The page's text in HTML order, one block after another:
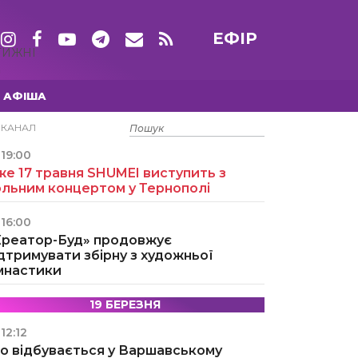
ЕФІР
АФІША
15 ТРАВНЯ
19:00
17 травня SHUMEI виступить з
концертом у Тернополі
16:00
Буд» продовжує
збірну з художньої
19 БЕРЕЗНЯ
12:12
відбувається у Варшавському